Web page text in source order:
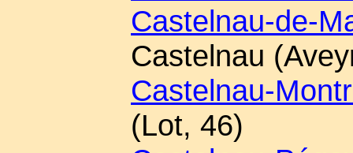
Castelnau-de-
Castelnau
Castelnau-
(Lot, 46)